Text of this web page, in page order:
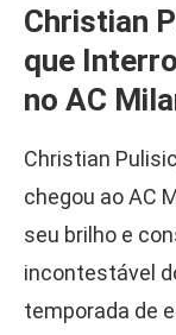
Christian
que
no AC
Christian
chegou ao AC
seu brilho e
incontestável
temporada de